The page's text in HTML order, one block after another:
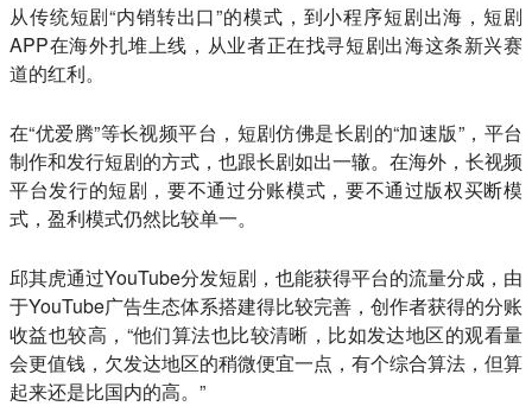
从传统短剧“内销转出口”的模式，到小程序短剧出海，短剧
APP在海外扎堆上线，从业者正在找寻短剧出海这条新兴赛
道的红利。
在“优爱腾”等长视频平台，短剧仿佛是长剧的“加速版”，平台
制作和发行短剧的方式，也跟长剧如出一辙。在海外，长视频
平台发行的短剧，要不通过分账模式，要不通过版权买断模
式，盈利模式仍然比较单一。
邱其虎通过YouTube分发短剧，也能获得平台的流量分成，由
于YouTube广告生态体系搭建得比较完善，创作者获得的分账
收益也较高，“他们算法也比较清晰，比如发达地区的观看量
会更值钱，欠发达地区的稍微便宜一点，有个综合算法，但算
起来还是比国内的高。”